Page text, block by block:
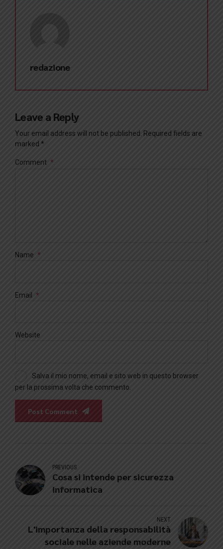
redazione
Leave a Reply
Your email address will not be published. Required fields are
marked *
Comment *
Name *
Email *
Website
Salva il mio nome, email e sito web in questo browser
per la prossima volta che commento.
Post Comment
PREVIOUS
Cosa si intende per sicurezza
informatica
NEXT
L'importanza della responsabilità
sociale nelle aziende moderne